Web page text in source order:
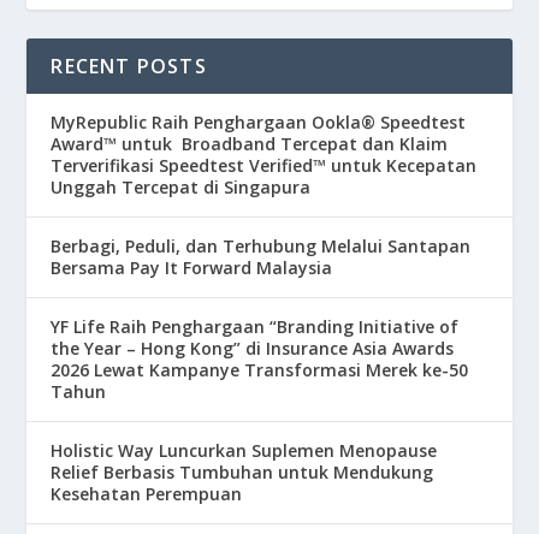
RECENT POSTS
MyRepublic Raih Penghargaan Ookla® Speedtest
Award™ untuk Broadband Tercepat dan Klaim
Terverifikasi Speedtest Verified™ untuk Kecepatan
Unggah Tercepat di Singapura
Berbagi, Peduli, dan Terhubung Melalui Santapan
Bersama Pay It Forward Malaysia
YF Life Raih Penghargaan “Branding Initiative of
the Year – Hong Kong” di Insurance Asia Awards
2026 Lewat Kampanye Transformasi Merek ke-50
Tahun
Holistic Way Luncurkan Suplemen Menopause
Relief Berbasis Tumbuhan untuk Mendukung
Kesehatan Perempuan